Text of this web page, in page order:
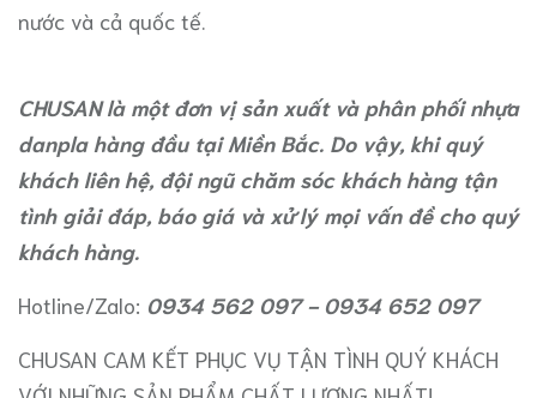
nước và cả quốc tế.
CHUSAN là một đơn vị sản xuất và phân phối nhựa
danpla hàng đầu tại Miền Bắc. Do vậy, khi quý
khách liên hệ, đội ngũ chăm sóc khách hàng tận
tình giải đáp, báo giá và xử lý mọi vấn đề cho quý
khách hàng.
Hotline/Zalo: 0934 562 097 - 0934 652 097
CHUSAN CAM KẾT PHỤC VỤ TẬN TÌNH QUÝ KHÁCH